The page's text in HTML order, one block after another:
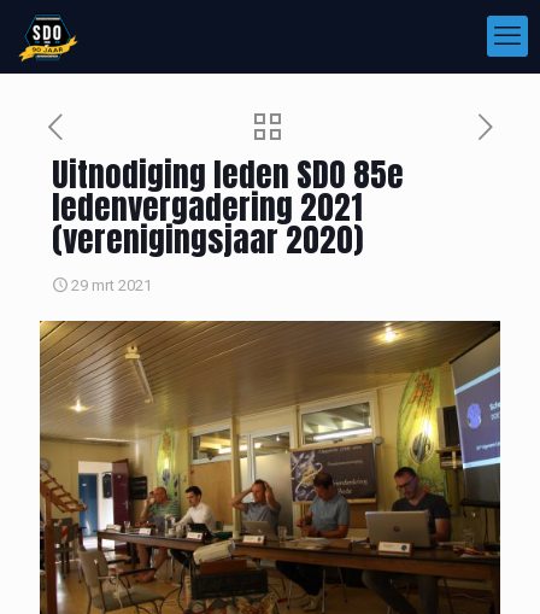
Uitnodiging leden SDO 85e
ledenvergadering 2021
(verenigingsjaar 2020)
29 mrt 2021